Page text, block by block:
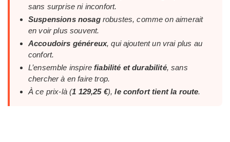
sans surprise ni inconfort.
Suspensions nosagrobustes, comme on aimerait
en voir plus souvent.
Accoudoirs généreux, qui ajoutent un vrai plus au
confort.
L’ensemble inspirefiabilité et durabilité, sans
chercher à en faire trop.
À ce prix-là (1 129,25 €),le confort tient la route.